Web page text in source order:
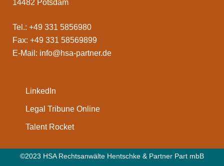
14482 Potsdam
Tel.: +49 331 5856980
Fax: +49 331 58569899
E-Mail: info@hsa-partner.de
LinkedIn
Legal Tribune Online
Talent Rocket
©2023 HSA Rechtsanwälte Hentschke & Partner Part mbB